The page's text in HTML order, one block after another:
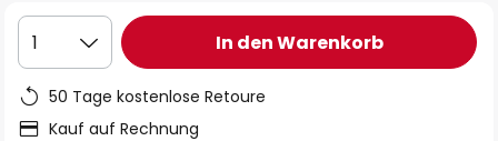
1 In den Warenkorb
50 Tage kostenlose Retoure
Kauf auf Rechnung